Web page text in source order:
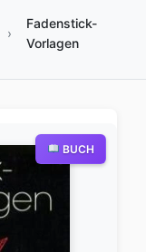
›
Fadenstick-
Vorlagen
BUCH